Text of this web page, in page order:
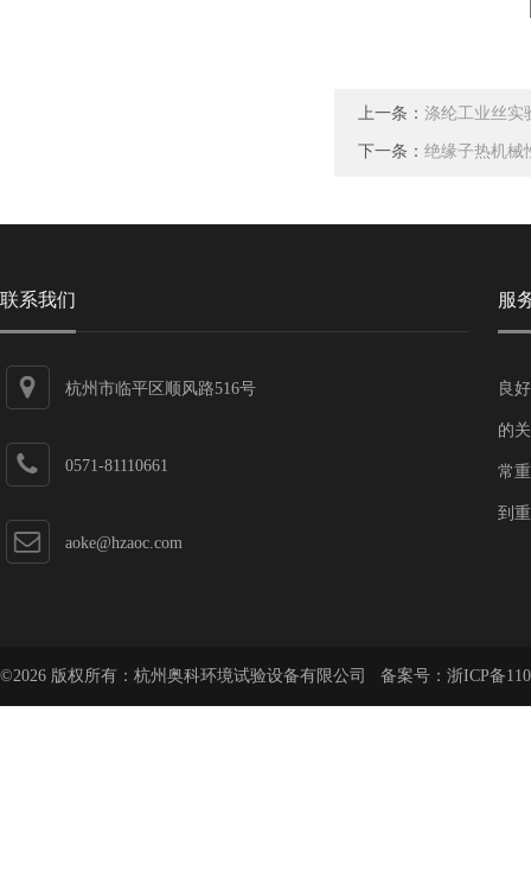
上一条： 涤纶工业丝实
下一条： 绝缘子热机械
联系我们
杭州市临平区顺风路516号
0571-81110661
aoke@hzaoc.com
服
良
的
常
到
©2026 版权所有：杭州奥科环境试验设备有限公司 备案号： 浙ICP备